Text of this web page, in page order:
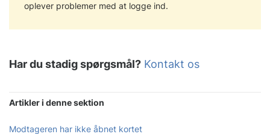
Artikler i denne sektion
Modtageren har ikke åbnet kortet
oplever problemer med at logge ind.
Har du stadig spørgsmål? Kontakt os